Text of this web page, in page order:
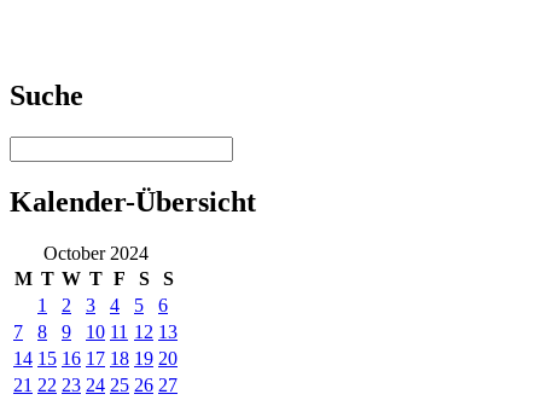
Suche
Kalender-Übersicht
October 2024
M T W T F S
S
1
2 3 4 5
6
7
8 9 10 11 12 13
14 15 16 17 18 19 20
21 22 23 24 25 26 27